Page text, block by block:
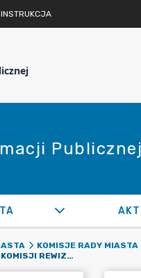
INSTRUKCJA
KOMISJE RADY MIASTA
PORZĄDEK POSIEDZENIA KOMISJI REWIZYJNEJ W DNIU 10 CZERWCA 2026 ROKU, ŚRODA, GODZINA 15:15